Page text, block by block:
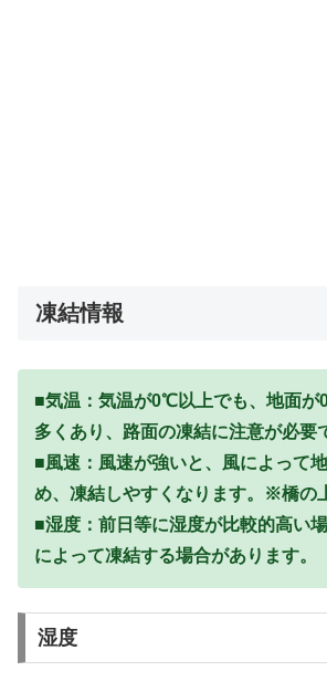
凍結情報
■気温：気温が0℃以上でも、地面が
多くあり、路面の凍結に注意が必要
■風速：風速が強いと、風によって
め、凍結しやすくなります。※橋の
■湿度：前日等に湿度が比較的高い
によって凍結する場合があります。
湿度